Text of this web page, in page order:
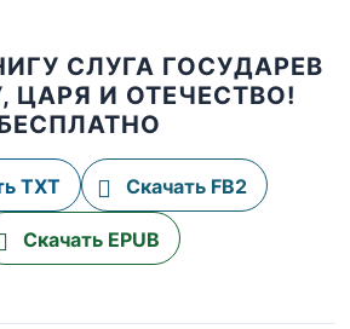
СЛУГА ГОСУДАРЕВ
ЦАРЯ И ОТЕЧЕСТВО!
TXT Скачать FB2
Скачать EPUB